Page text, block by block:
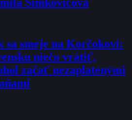
smeje na Korčokovi:
niečo vrátiť,
začať nezaplatenými